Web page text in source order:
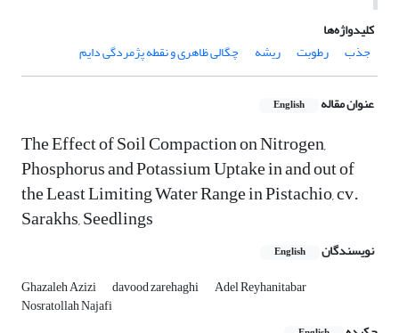
کلیدواژه‌ها
جذب
رطوبت ریشه چگالی ظاهری و نقطه پژمردگی دایم
عنوان مقاله English
The Effect of Soil Compaction on Nitrogen,
Phosphorus and Potassium Uptake in and out of
the Least Limiting Water Range in Pistachio, cv.
Sarakhs, Seedlings
نویسندگان English
Ghazaleh Azizi davood zarehaghi Adel Reyhanitabar
Nosratollah Najafi